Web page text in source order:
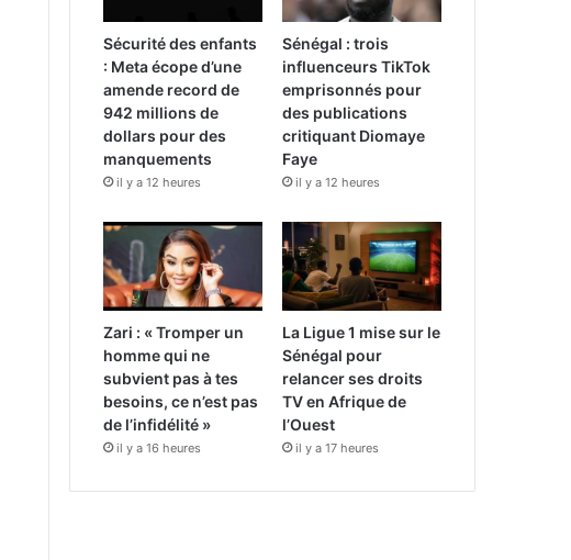
Sécurité des enfants
: Meta écope d’une
amende record de
942 millions de
dollars pour des
manquements
il y a 12 heures
Sénégal : trois
influenceurs TikTok
emprisonnés pour
des publications
critiquant Diomaye
Faye
il y a 12 heures
Zari : « Tromper un
homme qui ne
subvient pas à tes
besoins, ce n’est pas
de l’infidélité »
il y a 16 heures
La Ligue 1 mise sur le
Sénégal pour
relancer ses droits
TV en Afrique de
l’Ouest
il y a 17 heures